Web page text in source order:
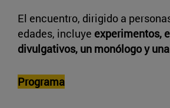
El encuentro, dirigido a
edades, incluye experimentos,
divulgativos, un monólogo y
Programa